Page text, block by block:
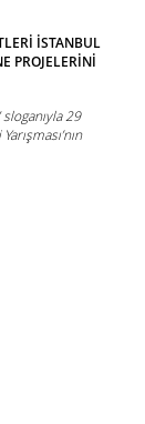
İSTANBUL
PROJELERİNİ
29